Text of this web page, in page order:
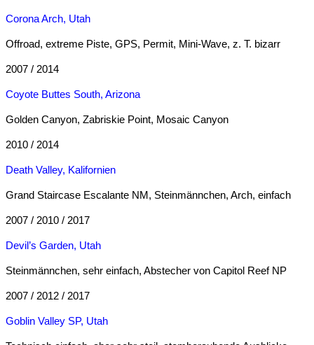
Corona Arch, Utah
Offroad, extreme Piste, GPS, Permit, Mini-Wave, z. T. bizarr
2007 / 2014
Coyote Buttes South, Arizona
Golden Canyon, Zabriskie Point, Mosaic Canyon
2010 / 2014
Death Valley, Kalifornien
Grand Staircase Escalante NM, Steinmännchen, Arch, einfach
2007 / 2010 / 2017
Devil’s Garden, Utah
Steinmännchen, sehr einfach, Abstecher von Capitol Reef NP
2007 / 2012 / 2017
Goblin Valley SP, Utah